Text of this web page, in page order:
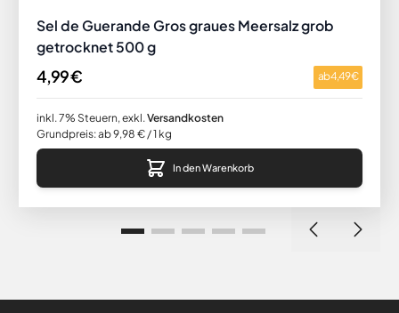
Sel de Guerande Gros graues Meersalz grob
getrocknet 500 g
4,99 € ab4,49 €
inkl. 7% Steuern, exkl. Versandkosten
Grundpreis: ab 9,98 € / 1 kg
In den Warenkorb